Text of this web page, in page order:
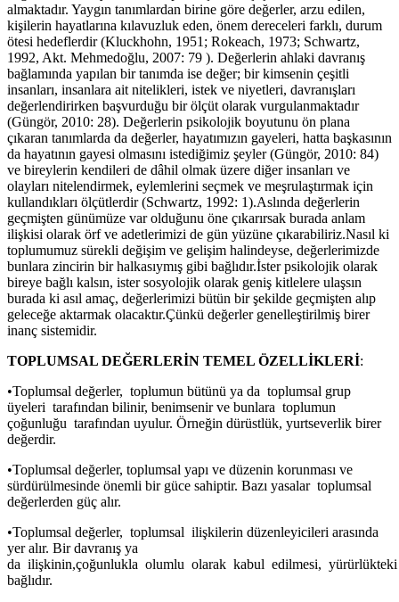
almaktadır. Yaygın tanımlardan birine göre değerler, arzu edilen,
kişilerin hayatlarına kılavuzluk eden, önem dereceleri farklı, durum
ötesi hedeflerdir (Kluckhohn, 1951; Rokeach, 1973; Schwartz,
1992, Akt. Mehmedoğlu, 2007: 79 ). Değerlerin ahlaki davranış
bağlamında yapılan bir tanımda ise değer; bir kimsenin çeşitli
insanları, insanlara ait nitelikleri, istek ve niyetleri, davranışları
değerlendirirken başvurduğu bir ölçüt olarak vurgulanmaktadır
(Güngör, 2010: 28). Değerlerin psikolojik boyutunu ön plana
çıkaran tanımlarda da değerler, hayatımızın gayeleri, hatta başkasının
da hayatının gayesi olmasını istediğimiz şeyler (Güngör, 2010: 84)
ve bireylerin kendileri de dâhil olmak üzere diğer insanları ve
olayları nitelendirmek, eylemlerini seçmek ve meşrulaştırmak için
kullandıkları ölçütlerdir (Schwartz, 1992: 1).Aslında değerlerin
geçmişten günümüze var olduğunu öne çıkarırsak burada anlam
ilişkisi olarak örf ve adetlerimizi de gün yüzüne çıkarabiliriz.Nasıl ki
toplumumuz sürekli değişim ve gelişim halindeyse, değerlerimizde
bunlara zincirin bir halkasıymış gibi bağlıdır.İster psikolojik olarak
bireye bağlı kalsın, ister sosyolojik olarak geniş kitlelere ulaşsın
burada ki asıl amaç, değerlerimizi bütün bir şekilde geçmişten alıp
geleceğe aktarmak olacaktır.Çünkü değerler genelleştirilmiş birer
inanç sistemidir.
TOPLUMSAL DEĞERLERİN TEMEL ÖZELLİKLERİ:
•Toplumsal değerler, toplumun bütünü ya da toplumsal grup
üyeleri tarafından bilinir, benimsenir ve bunlara toplumun
çoğunluğu tarafından uyulur. Örneğin dürüstlük, yurtseverlik birer
değerdir.
•Toplumsal değerler, toplumsal yapı ve düzenin korunması ve
sürdürülmesinde önemli bir güce sahiptir. Bazı yasalar toplumsal
değerlerden güç alır.
•Toplumsal değerler, toplumsal ilişkilerin düzenleyicileri arasında
yer alır. Bir davranış ya
da ilişkinin,çoğunlukla olumlu olarak kabul edilmesi,
bağlıdır.